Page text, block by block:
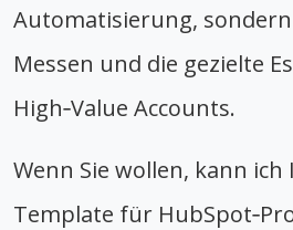
Automatisierung,
Messen und die gezielte
High‑Value Accounts.
Wenn Sie wollen, kann
Template für